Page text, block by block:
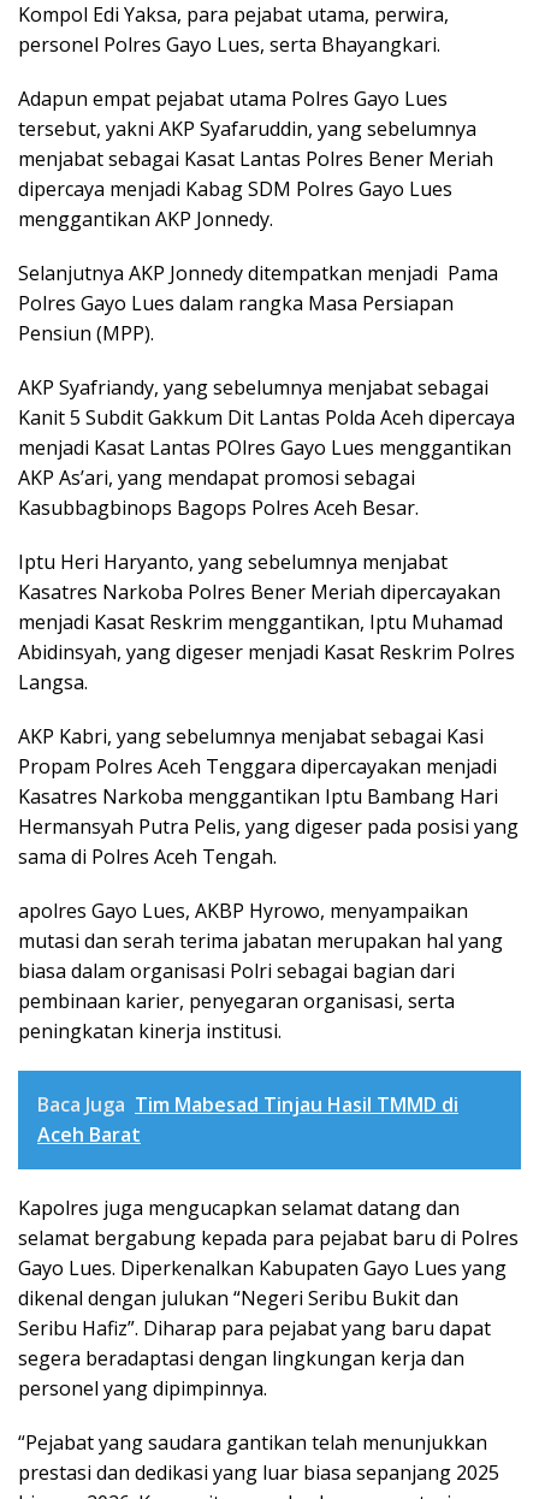
Kompol Edi Yaksa, para pejabat utama, perwira,
personel Polres Gayo Lues, serta Bhayangkari.
Adapun empat pejabat utama Polres Gayo Lues
tersebut, yakni AKP Syafaruddin, yang sebelumnya
menjabat sebagai Kasat Lantas Polres Bener Meriah
dipercaya menjadi Kabag SDM Polres Gayo Lues
menggantikan AKP Jonnedy.
Selanjutnya AKP Jonnedy ditempatkan menjadi Pama
Polres Gayo Lues dalam rangka Masa Persiapan
Pensiun (MPP).
AKP Syafriandy, yang sebelumnya menjabat sebagai
Kanit 5 Subdit Gakkum Dit Lantas Polda Aceh dipercaya
menjadi Kasat Lantas POlres Gayo Lues menggantikan
AKP As’ari, yang mendapat promosi sebagai
Kasubbagbinops Bagops Polres Aceh Besar.
Iptu Heri Haryanto, yang sebelumnya menjabat
Kasatres Narkoba Polres Bener Meriah dipercayakan
menjadi Kasat Reskrim menggantikan, Iptu Muhamad
Abidinsyah, yang digeser menjadi Kasat Reskrim Polres
Langsa.
AKP Kabri, yang sebelumnya menjabat sebagai Kasi
Propam Polres Aceh Tenggara dipercayakan menjadi
Kasatres Narkoba menggantikan Iptu Bambang Hari
Hermansyah Putra Pelis, yang digeser pada posisi yang
sama di Polres Aceh Tengah.
apolres Gayo Lues, AKBP Hyrowo, menyampaikan
mutasi dan serah terima jabatan merupakan hal yang
biasa dalam organisasi Polri sebagai bagian dari
pembinaan karier, penyegaran organisasi, serta
peningkatan kinerja institusi.
Baca Juga Tim Mabesad Tinjau Hasil TMMD di
Aceh Barat
Kapolres juga mengucapkan selamat datang dan
selamat bergabung kepada para pejabat baru di Polres
Gayo Lues. Diperkenalkan Kabupaten Gayo Lues yang
dikenal dengan julukan “Negeri Seribu Bukit dan
Seribu Hafiz”. Diharap para pejabat yang baru dapat
segera beradaptasi dengan lingkungan kerja dan
personel yang dipimpinnya.
“Pejabat yang saudara gantikan telah menunjukkan
prestasi dan dedikasi yang luar biasa sepanjang 2025